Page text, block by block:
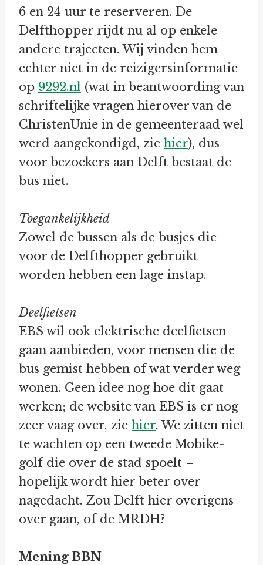
6 en 24 uur te reserveren. De
Delfthopper rijdt nu al op enkele
andere trajecten. Wij vinden hem
echter niet in de reizigersinformatie
op 9292.nl (wat in beantwoording van
schriftelijke vragen hierover van de
ChristenUnie in de gemeenteraad wel
werd aangekondigd, zie hier), dus
voor bezoekers aan Delft bestaat de
bus niet.
Toegankelijkheid
Zowel de bussen als de busjes die
voor de Delfthopper gebruikt
worden hebben een lage instap.
Deelfietsen
EBS wil ook elektrische deelfietsen
gaan aanbieden, voor mensen die de
bus gemist hebben of wat verder weg
wonen. Geen idee nog hoe dit gaat
werken; de website van EBS is er nog
zeer vaag over, zie hier. We zitten niet
te wachten op een tweede Mobike-
golf die over de stad spoelt –
hopelijk wordt hier beter over
nagedacht. Zou Delft hier overigens
over gaan, of de MRDH?
Mening BBN